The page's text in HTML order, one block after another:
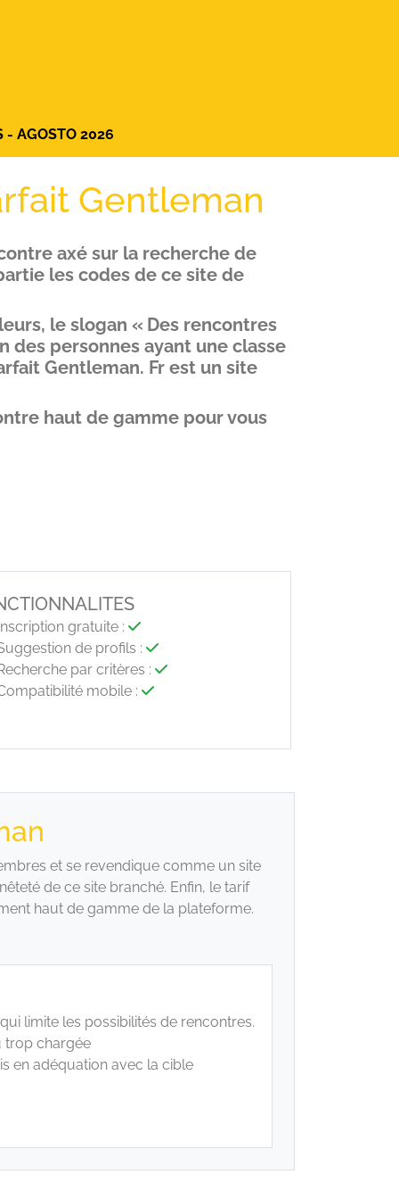
- AGOSTO 2026
Gentleman
axé sur la recherche de
les codes de ce site de
le slogan « Des rencontres
des personnes ayant une classe
Gentleman. Fr est un site
haut de gamme pour vous
gratuite :
de profils :
par critères :
mobile :
et se revendique comme un site
de ce site branché. Enfin, le tarif
haut de gamme de la plateforme.
limite les possibilités de rencontres.
trop chargée
en adéquation avec la cible